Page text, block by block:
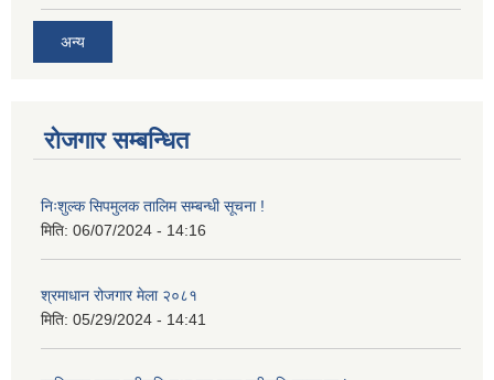
अन्य
रोजगार सम्बन्धित
निःशुल्क सिपमुलक तालिम सम्बन्धी सूचना !
मिति: 06/07/2024 - 14:16
श्रमाधान रोजगार मेला २०८१
मिति: 05/29/2024 - 14:41